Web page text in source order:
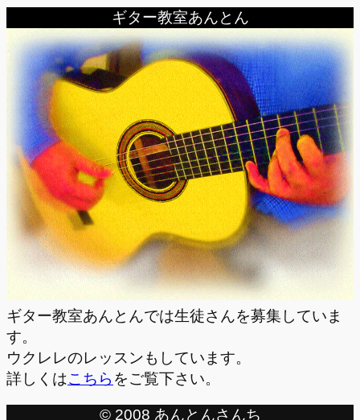
ギター教室あんとん
ギター教室あんとんでは生徒さんを募集していま
す。
ウクレレのレッスンもしています。
詳しくはこちら をご覧下さい。
© 2008 あんとんさんち